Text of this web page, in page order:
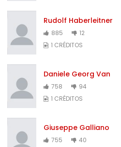
Rudolf Haberleitner
885
12
1 CRÉDITOS
Daniele Georg Van
758
94
1 CRÉDITOS
Giuseppe Galliano
755
40